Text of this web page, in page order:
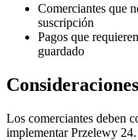
Comerciantes que
suscripción
Pagos que
guardado
Los comerciantes deben
implementar Przelewy 24.